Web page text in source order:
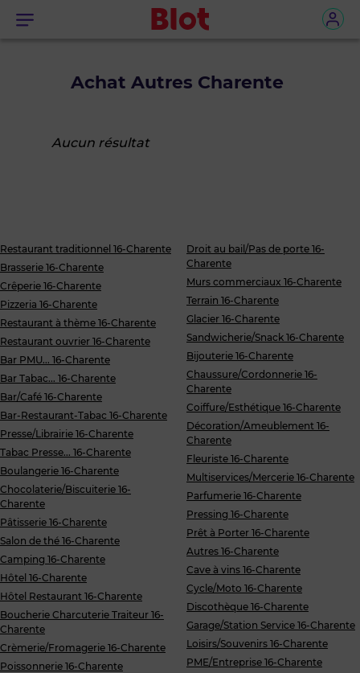
Menu
Achat Autres Charente
Aucun résultat
Restaurant traditionnel 16-Charente
Brasserie 16-Charente
Crêperie 16-Charente
Pizzeria 16-Charente
Restaurant à thème 16-Charente
Restaurant ouvrier 16-Charente
Bar PMU... 16-Charente
Bar Tabac... 16-Charente
Bar/Café 16-Charente
Bar-Restaurant-Tabac 16-Charente
Presse/Librairie 16-Charente
Tabac Presse... 16-Charente
Boulangerie 16-Charente
Chocolaterie/Biscuiterie 16-
Charente
Pâtisserie 16-Charente
Salon de thé 16-Charente
Camping 16-Charente
Hôtel 16-Charente
Hôtel Restaurant 16-Charente
Boucherie Charcuterie Traiteur 16-
Charente
Crèmerie/Fromagerie 16-Charente
Poissonnerie 16-Charente
Droit au bail/Pas de porte 16-
Charente
Murs commerciaux 16-Charente
Terrain 16-Charente
Glacier 16-Charente
Sandwicherie/Snack 16-Charente
Bijouterie 16-Charente
Chaussure/Cordonnerie 16-
Charente
Coiffure/Esthétique 16-Charente
Décoration/Ameublement 16-
Charente
Fleuriste 16-Charente
Multiservices/Mercerie 16-Charente
Parfumerie 16-Charente
Pressing 16-Charente
Prêt à Porter 16-Charente
Autres 16-Charente
Cave à vins 16-Charente
Cycle/Moto 16-Charente
Discothèque 16-Charente
Garage/Station Service 16-Charente
Loisirs/Souvenirs 16-Charente
PME/Entreprise 16-Charente